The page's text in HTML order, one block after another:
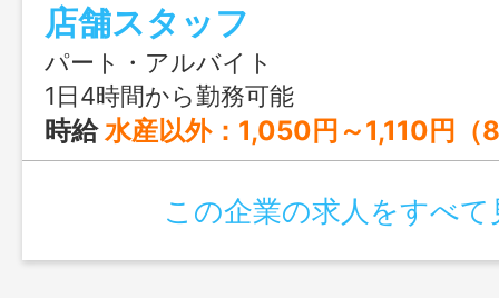
店舗スタッフ
パート・アルバイト
1日4時間から勤務可能
時給水産以外：1,050円～1,110円（8:00～18:00） 1,070円～1,130円（その他の時間帯） 時給 水産のみ：1,090円～1,150円（8:00～18:00） 1,110円～1,170円（その他の時間帯） 時給 夜間店長：1,050円 ※パート（週の所定労働日数5日、希望公休3日以内）の
この企業の求人をすべて